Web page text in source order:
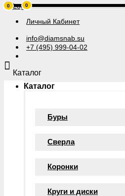
Личный Кабинет
info@diamsnab.su
+7 (495) 999-04-02
0
Каталог
Каталог
Буры
Сверла
Коронки
Круги и диски
0